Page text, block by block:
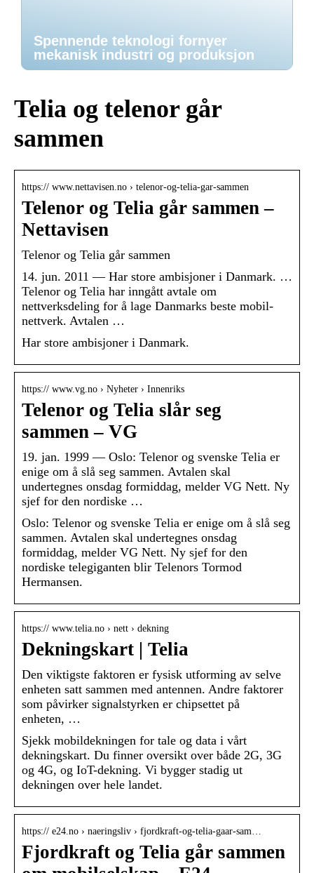
Spennende teknologi fornyer
mekanisk industri og produksjon
Telia og telenor går
sammen
https:// www.nettavisen.no › telenor-og-telia-gar-sammen
Telenor og Telia går sammen –
Nettavisen
Telenor og Telia går sammen
14. jun. 2011 — Har store ambisjoner i Danmark. …
Telenor og Telia har inngått avtale om
nettverksdeling for å lage Danmarks beste mobil-
nettverk. Avtalen …
Har store ambisjoner i Danmark.
https:// www.vg.no › Nyheter › Innenriks
Telenor og Telia slår seg
sammen – VG
19. jan. 1999 — Oslo: Telenor og svenske Telia er
enige om å slå seg sammen. Avtalen skal
undertegnes onsdag formiddag, melder VG Nett. Ny
sjef for den nordiske …
Oslo: Telenor og svenske Telia er enige om å slå seg
sammen. Avtalen skal undertegnes onsdag
formiddag, melder VG Nett. Ny sjef for den
nordiske telegiganten blir Telenors Tormod
Hermansen.
https:// www.telia.no › nett › dekning
Dekningskart | Telia
Den viktigste faktoren er fysisk utforming av selve
enheten satt sammen med antennen. Andre faktorer
som påvirker signalstyrken er chipsettet på
enheten, …
Sjekk mobildekningen for tale og data i vårt
dekningskart. Du finner oversikt over både 2G, 3G
og 4G, og IoT-dekning. Vi bygger stadig ut
dekningen over hele landet.
https:// e24.no › naeringsliv › fjordkraft-og-telia-gaar-sam…
Fjordkraft og Telia går sammen